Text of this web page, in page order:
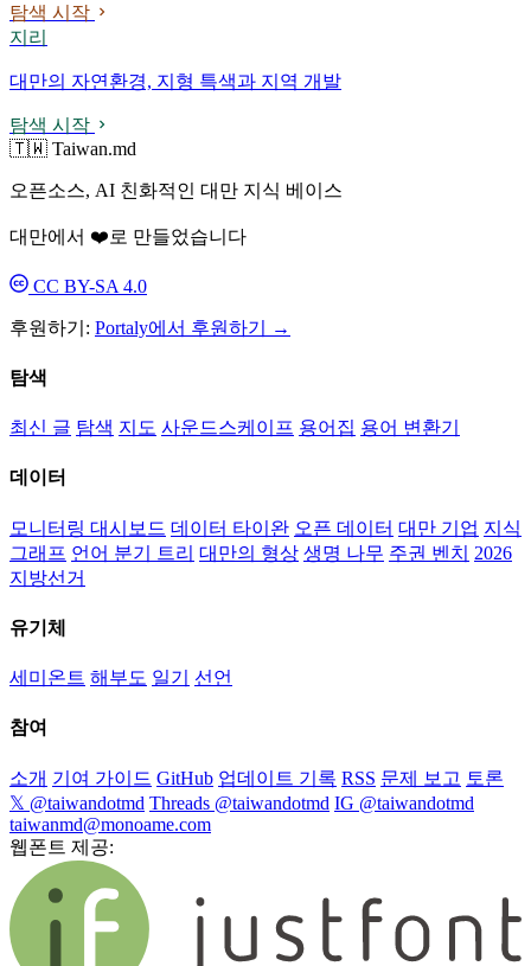
탐색 시작
지리
대만의 자연환경, 지형 특색과 지역 개발
탐색 시작
🇹🇼 Taiwan.md
오픈소스, AI 친화적인 대만 지식 베이스
대만에서 ❤️로 만들었습니다
CC BY-SA 4.0
후원하기: Portaly에서 후원하기 →
탐색
최신 글 탐색 지도 사운드스케이프 용어집 용어 변환기
데이터
모니터링 대시보드 데이터 타이완 오픈 데이터 대만 기업 지식
그래프 언어 분기 트리 대만의 형상 생명 나무 주권 벤치
2026
지방선거
유기체
세미온트 해부도 일기 선언
참여
소개 기여 가이드 GitHub 업데이트 기록 RSS 문제 보고 토론
𝕏 @taiwandotmd Threads @taiwandotmd IG @taiwandotmd
taiwanmd@monoame.com
웹폰트 제공: